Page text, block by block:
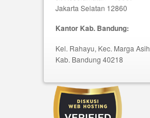
Jakarta Selatan 12860
Kantor Kab. Bandung:
Kel. Rahayu, Kec. Marga Asih
Kab. Bandung 40218